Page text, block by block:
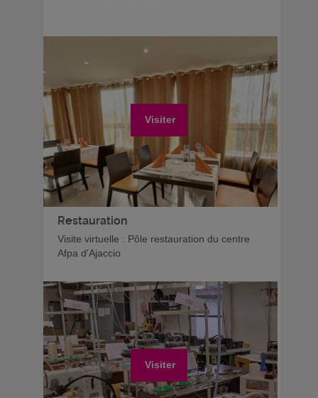
Visiter
Restauration
Visite virtuelle : Pôle restauration du centre
Afpa d'Ajaccio
Visiter